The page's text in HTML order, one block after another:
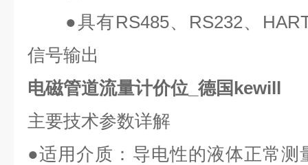
●具有RS485、 RS232、
信号输出
电磁管道流量计价位_德国kewill
主要技术参数详解
●适用介质：导电性的液体正常测